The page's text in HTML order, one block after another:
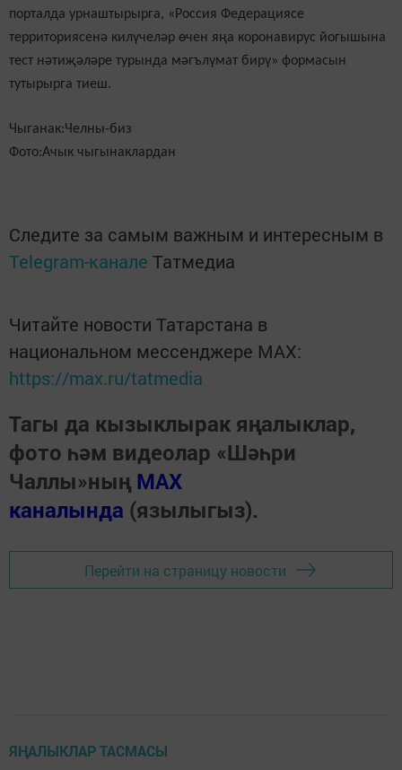
порталда урнаштырырга, «Россия Федерациясе
территориясенә килүчеләр өчен яңа коронавирус йогышына
тест нәтиҗәләре турында мәгълүмат бирү» формасын
тутырырга тиеш.
Чыганак:Челны-биз
Фото:Ачык чыгынаклардан
Следите за самым важным и интересным в
Telegram-канале Татмедиа
Читайте новости Татарстана в
национальном мессенджере MАХ:
https://max.ru/tatmedia
Тагы да кызыклырак яңалыклар,
фото һәм видеолар «Шәһри
Чаллы»ның MAX
каналында (язылыгыз).
Перейти на страницу новости
ЯҢАЛЫКЛАР ТАСМАСЫ